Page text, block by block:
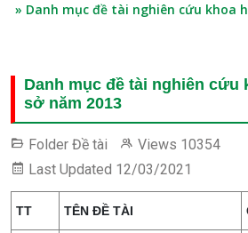
» Danh mục đề tài nghiên cứu khoa
Danh mục đề tài nghiên cứu
sở năm 2013
Folder Đề tài Views 10354
Last Updated 12/03/2021
TT TÊN ĐỀ TÀI